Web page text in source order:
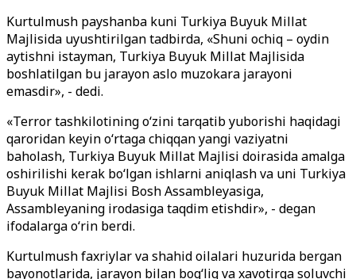
Kurtulmush payshanba kuni Turkiya Buyuk Millat
Majlisida uyushtirilgan tadbirda, «Shuni ochiq – oydin
aytishni istayman, Turkiya Buyuk Millat Majlisida
boshlatilgan bu jarayon aslo muzokara jarayoni
emasdir», - dedi.
«Terror tashkilotining o‘zini tarqatib yuborishi haqidagi
qaroridan keyin o‘rtaga chiqqan yangi vaziyatni
baholash, Turkiya Buyuk Millat Majlisi doirasida amalga
oshirilishi kerak bo‘lgan ishlarni aniqlash va uni Turkiya
Buyuk Millat Majlisi Bosh Assambleyasiga,
Assambleyaning irodasiga taqdim etishdir», - degan
ifodalarga o‘rin berdi.
Kurtulmush faxriylar va shahid oilalari huzurida bergan
bayonotlarida, jarayon bilan bog‘liq va xavotirga soluvchi